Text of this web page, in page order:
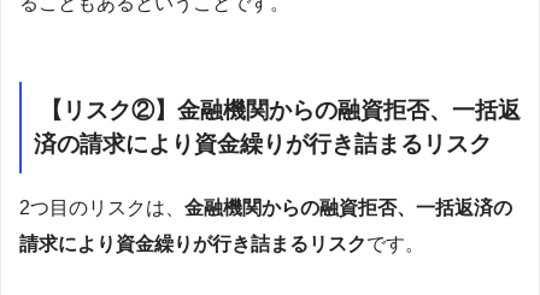
【リスク②】金融機関からの融資拒否、一括返
済の請求により資金繰りが行き詰まるリスク
2つ目のリスクは、 金融機関からの融資拒否、一括返済の
請求により資金繰りが行き詰まるリスクです。